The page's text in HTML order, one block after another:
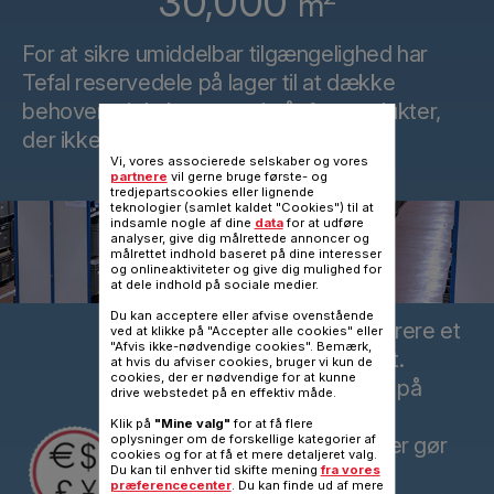
For at sikre umiddelbar tilgængelighed har
Tefal reservedele på lager til at dække
behovene i de kommende år for produkter,
der ikke længere fremstilles.
Det er ofte billigere at reparere et
produkt end at udskifte det.
Ved at arbejde med prisen på
reservedele og tilbyde
"nøglefærdige" reparationer gør
Tefal alt for at sikre, at
Vi, vores associerede selskaber og vores
partnere vil gerne bruge første- og
tredjepartscookies eller lignende
teknologier (samlet kaldet "Cookies") til at
indsamle nogle af dine datafor at udføre
analyser, give dig målrettede annoncer og
målrettet indhold baseret på dine interesser
og onlineaktiviteter og give dig mulighed for
at dele indhold på sociale medier.
Du kan acceptere eller afvise ovenstående
ved at klikke på "Accepter alle cookies" eller
"Afvis ikke-nødvendige cookies". Bemærk,
at hvis du afviser cookies, bruger vi kun de
cookies, der er nødvendige for at kunne
drive webstedet på en effektiv måde.
Klik på "Mine valg" for at få flere
oplysninger om de forskellige kategorier af
cookies og for at få et mere detaljeret valg.
Du kan til enhver tid skifte mening fra vores
præferencecenter. Du kan finde ud af mere